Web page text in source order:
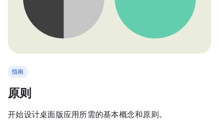
指南
原则
开始设计桌面版应用所需的基本概念和原则。